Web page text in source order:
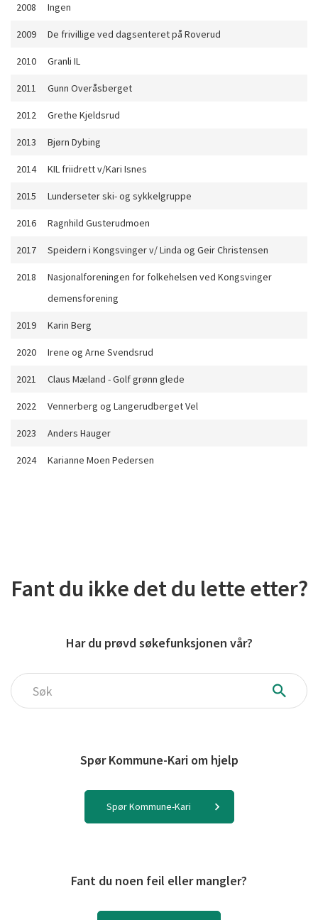
2008 Ingen
2009 De frivillige ved dagsenteret på Roverud
2010 Granli IL
2011 Gunn Overåsberget
2012 Grethe Kjeldsrud
2013 Bjørn Dybing
2014 KIL friidrett v/Kari Isnes
2015 Lunderseter ski- og sykkelgruppe
2016 Ragnhild Gusterudmoen
2017 Speidern i Kongsvinger v/ Linda og Geir Christensen
2018
Nasjonalforeningen for folkehelsen ved Kongsvinger
demensforening
2019 Karin Berg
2020 Irene og Arne Svendsrud
2021 Claus Mæland - Golf grønn glede
2022 Vennerberg og Langerudberget Vel
2023 Anders Hauger
2024 Karianne Moen Pedersen
Fant du ikke det du lette etter?
Har du prøvd søkefunksjonen vår?
Søk
Spør Kommune-Kari om hjelp
Spør Kommune-Kari
Fant du noen feil eller mangler?